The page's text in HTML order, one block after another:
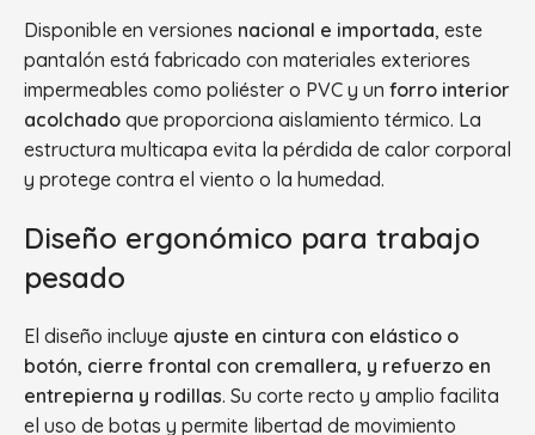
Disponible en versiones nacional e importada, este
pantalón está fabricado con materiales exteriores
impermeables como poliéster o PVC y un forro interior
acolchado que proporciona aislamiento térmico. La
estructura multicapa evita la pérdida de calor corporal
y protege contra el viento o la humedad.
Diseño ergonómico para trabajo
pesado
El diseño incluye ajuste en cintura con elástico o
botón, cierre frontal con cremallera, y refuerzo en
entrepierna y rodillas. Su corte recto y amplio facilita
el uso de botas y permite libertad de movimiento